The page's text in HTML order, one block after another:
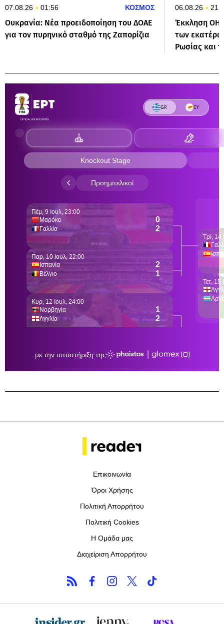
07.08.26 01:56 ΚΟΣΜΟΣ
Ουκρανία: Νέα προειδοποίηση του ΔΟΑΕ
για τον πυρηνικό σταθμό της Ζαπορίζια
06.08.26
Έκκληση
των
Ρωσίας και
Επικοινωνία
Όροι Χρήσης
Πολιτική Απορρήτου
Πολιτική Cookies
Η Ομάδα μας
Διαχείριση Απορρήτου